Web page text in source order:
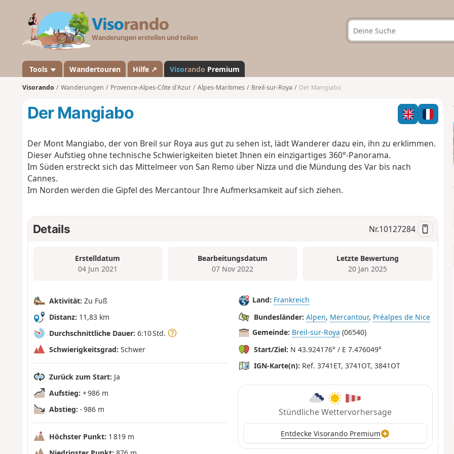
a
n
d
Tools Wandertouren Hilfe ↗ Visorando Premium
Visorando Wanderungen Provence-Alpes-Côte d'Azur Alpes-Maritimes Breil-sur-Roya Der Mangiabo
Der Mangiabo
Der Mont Mangiabo, der von Breil sur Roya aus gut zu sehen ist, lädt Wanderer dazu ein, ihn zu erklimmen.
Dieser Aufstieg ohne technische Schwierigkeiten bietet Ihnen ein einzigartiges 360°-Panorama.
Im Süden erstreckt sich das Mittelmeer von San Remo über Nizza und die Mündung des Var bis nach
Cannes.
Im Norden werden die Gipfel des Mercantour Ihre Aufmerksamkeit auf sich ziehen.
Details Nr.10127284
Erstelldatum
04 Jun 2021
Bearbeitungsdatum
07 Nov 2022
Letzte Bewertung
20 Jan 2025
Aktivität: Zu Fuß
Distanz: 11,83 km
Durchschnittliche Dauer: 6:10 Std.
Schwierigkeitsgrad: Schwer
Zurück zum Start: Ja
Aufstieg: + 986 m
Abstieg: - 986 m
Höchster Punkt: 1 819 m
Land: Frankreich
Bundesländer: Alpen, Mercantour, Préalpes de Nice
Gemeinde: Breil-sur-Roya (06540)
Start/Ziel: N 43.924176° / E 7.476049°
IGN-Karte(n): Ref. 3741ET, 3741OT, 3841OT
Stündliche Wettervorhersage
Entdecke Visorando Premium